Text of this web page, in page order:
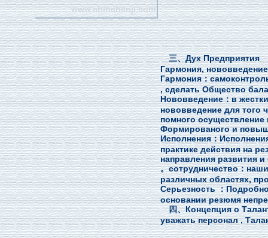
www.chinahanji.com
三、Дух Предприятия
Гармония,
Гармония：
, сделать Общество
Нововведение：в
нововведение для того
помного осуществление
Формированого и
Исполнения：
практике действия на
направления развития и
。сотрудничество：
различных областях,
Серьезность ：
основании резюмя
四、Концепция о
уважать персонал ,